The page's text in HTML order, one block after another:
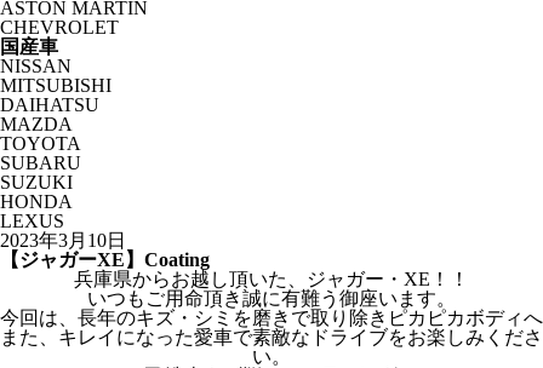
ASTON MARTIN
CHEVROLET
国産車
NISSAN
MITSUBISHI
DAIHATSU
MAZDA
TOYOTA
SUBARU
SUZUKI
HONDA
LEXUS
2023年3月10日
【ジャガーXE】Coating
兵庫県からお越し頂いた、ジャガー・XE！！
いつもご用命頂き誠に有難う御座います。
今回は、長年のキズ・シミを磨きで取り除きピカピカボディへ
また、キレイになった愛車で素敵なドライブをお楽しみくださ
い。